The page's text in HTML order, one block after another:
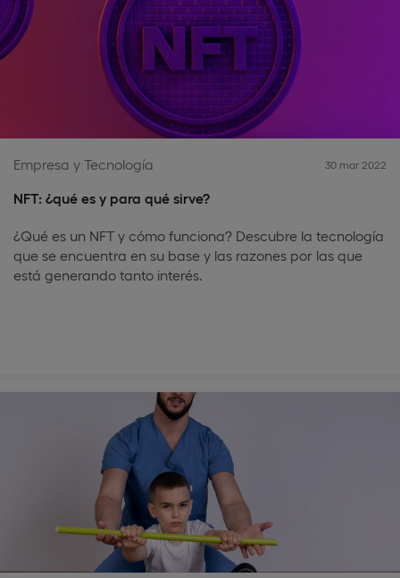
Empresa y Tecnología 30 mar 2022
NFT: ¿qué es y para qué sirve?
¿Qué es un NFT y cómo funciona? Descubre la tecnología
que se encuentra en su base y las razones por las que
está generando tanto interés.